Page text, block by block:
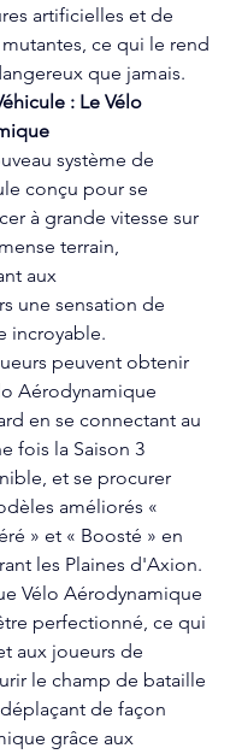
artificielles et de
ce qui le rend
que jamais.
: Le Vélo
système de
conçu pour se
à grande vitesse sur
terrain,
aux
une sensation de
incroyable.
peuvent obtenir
Aérodynamique
en se connectant au
fois la Saison 3
et se procurer
améliorés «
» et « Boosté » en
les Plaines d'Axion.
Vélo Aérodynamique
perfectionné, ce qui
aux joueurs de
le champ de bataille
de façon
grâce aux